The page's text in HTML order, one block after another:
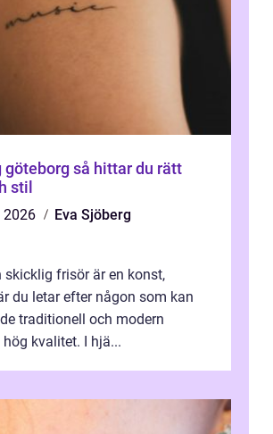
så hittar du rätt
stil
2026
Eva Sjöberg
skicklig frisör är en konst,
du letar efter någon som kan
traditionell och modern
hög kvalitet. I hjä...